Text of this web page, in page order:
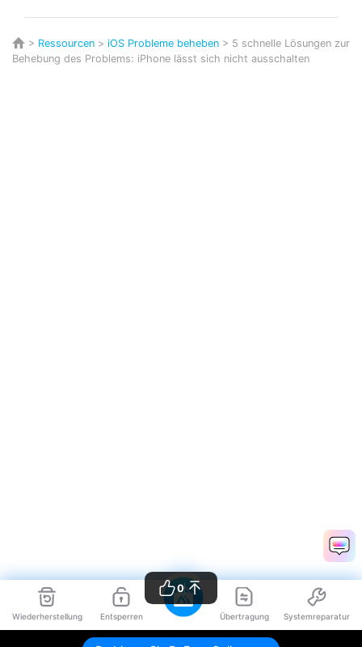
Wiederherstellung Entsperren Übertragung Systemreparatur
> Ressourcen > iOS Probleme beheben > 5 schnelle Lösungen zur
Behebung des Problems: iPhone lässt sich nicht ausschalten
0